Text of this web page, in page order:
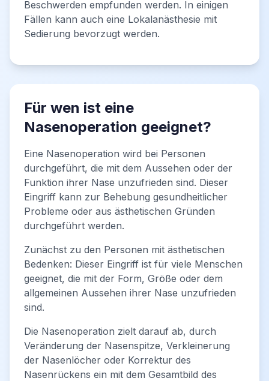
Beschwerden empfunden werden. In einigen
Fällen kann auch eine Lokalanästhesie mit
Sedierung bevorzugt werden.
Für wen ist eine
Nasenoperation geeignet?
Eine Nasenoperation wird bei Personen
durchgeführt, die mit dem Aussehen oder der
Funktion ihrer Nase unzufrieden sind. Dieser
Eingriff kann zur Behebung gesundheitlicher
Probleme oder aus ästhetischen Gründen
durchgeführt werden.
Zunächst zu den Personen mit ästhetischen
Bedenken: Dieser Eingriff ist für viele Menschen
geeignet, die mit der Form, Größe oder dem
allgemeinen Aussehen ihrer Nase unzufrieden
sind.
Die Nasenoperation zielt darauf ab, durch
Veränderung der Nasenspitze, Verkleinerung
der Nasenlöcher oder Korrektur des
Nasenrückens ein mit dem Gesamtbild des